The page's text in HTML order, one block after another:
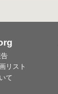
リスト
て